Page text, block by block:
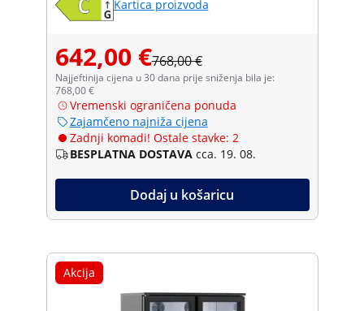
Kartica proizvoda
642,00 €768,00 €
Najjeftinija cijena u 30 dana prije sniženja bila je:
768,00 €
Vremenski ograničena ponuda
Zajamčeno najniža cijena
Zadnji komadi! Ostale stavke: 2
BESPLATNA DOSTAVA cca. 19. 08.
Dodaj u košaricu
Akcija